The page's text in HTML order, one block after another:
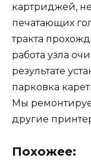
картриджей,
печатающих
тракта
работа узла
результате
парковка
Мы
другие
Похожее: